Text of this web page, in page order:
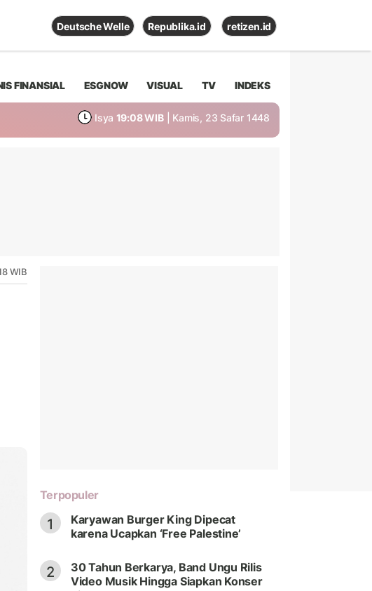
Deutsche Welle Republika.id retizen.id
FINANSIAL ESGNOW VISUAL TV INDEKS
Isya 19:08 WIB | Kamis, 23 Safar 1448
WIB
Terpopuler
1
Karyawan Burger King Dipecat
karena Ucapkan ‘Free Palestine’
2
30 Tahun Berkarya, Band Ungu Rilis
Video Musik Hingga Siapkan Konser